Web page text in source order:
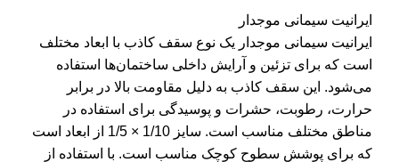
ایرانیت سیمانی موجدار
ایرانیت سیمانی موجدار یک نوع سقف کاذب با ابعاد مختلف
است که برای تزئین و آرایش داخلی ساختمان‌ها استفاده
می‌شود. این سقف کاذب به دلیل مقاومت بالا در برابر
حرارت، رطوبت، حشرات و پوسیدگی برای استفاده در
مناطق مختلف مناسب است. سایز 1/10 × 1/5 از ابعاد است
که برای پوشش سطوح کوچک مناسب است. با استفاده از